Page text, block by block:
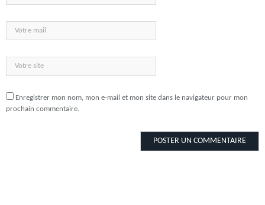
Enregistrer mon nom, mon e-mail et mon site dans le navigateur pour mon
prochain commentaire.